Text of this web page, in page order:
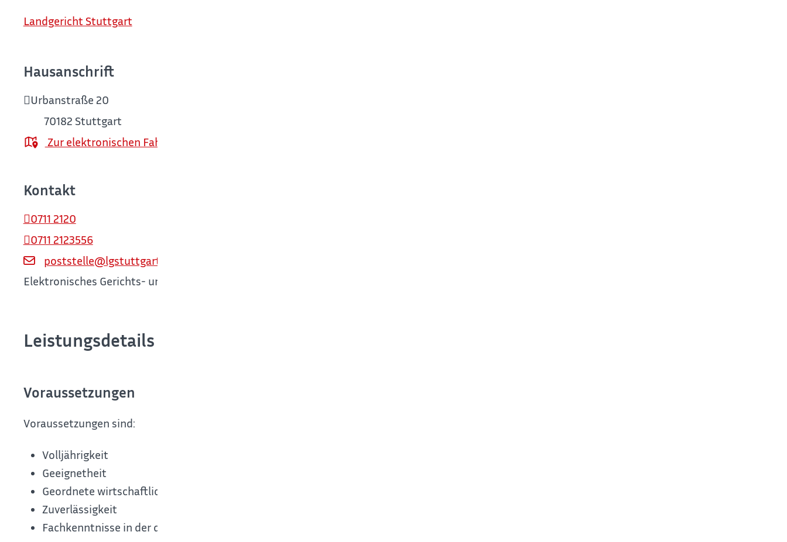
Landgericht Stuttgart
Hausanschrift
Urbanstraße 20
70182 Stuttgart
Zur elektronischen Fahrplanauskunft
Kontakt
0711 2120
0711 2123556
poststelle@lgstuttgart.justiz.bwl.de
Elektronisches Gerichts- und Verwaltungspostfach
Leistungsdetails
Voraussetzungen
Voraussetzungen sind:
Volljährigkeit
Geeignetheit
Geordnete wirtschaftliche Verhältnisse
Zuverlässigkeit
Fachkenntnisse in der deutschen und der zu beeidigenden Sprache